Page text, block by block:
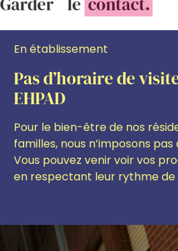
En établissement
Pas d’horaire de
EHPAD
Pour le bien-être de nos
familles, nous n’imposons pas
Vous pouvez venir voir vos
en respectant leur rythme de